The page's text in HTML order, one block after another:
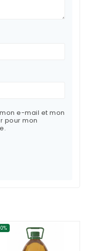
e-mail et mon
pour mon